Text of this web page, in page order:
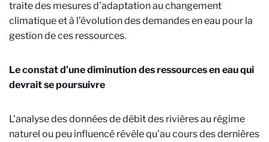
traite des mesures d'adaptation au changement
climatique et à l’évolution des demandes en eau pour la
gestion de ces ressources.
Le constat d’une diminution des ressources en eau qui
devrait se poursuivre
L'analyse des données de débit des rivières au régime
naturel ou peu influencé révèle qu'au cours des dernières